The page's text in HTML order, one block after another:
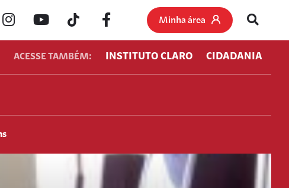
Minha área
ACESSE TAMBÉM: INSTITUTO CLARO CIDADANIA